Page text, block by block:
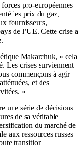
pro-européennes
les prix du gaz,
fournisseurs,
de l’UE. Cette crise a
Makarchuk, « cela
Les crises surviennent
commençons à agir
et des
»
une série de décisions
de sa véritable
du marché de
aux ressources russes
transition